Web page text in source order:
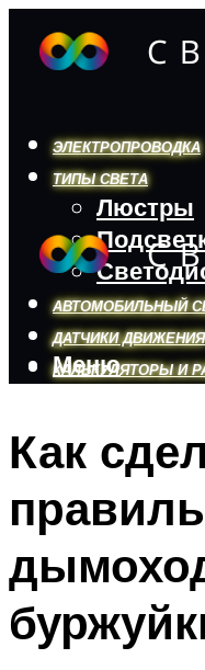
ЭЛЕКТРОПРОВОДКА
ТИПЫ СВЕТА
Люстры
АВТОМОБИЛЬНЫЙ
ДАТЧИКИ ДВИЖЕНИЯ
КАЛЬКУЛЯТОРЫ И
Меню
Меню
Как